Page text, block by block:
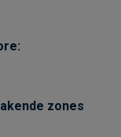
zones
website
deze
om
bieden en
en